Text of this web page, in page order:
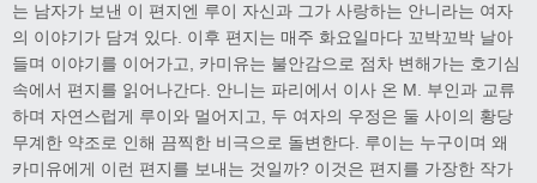
는 남자가 보낸 이 편지엔 루이 자신과 그가 사랑하는 안니라는 여자
의 이야기가 담겨 있다. 이후 편지는 매주 화요일마다 꼬박꼬박 날아
들며 이야기를 이어가고, 카미유는 불안감으로 점차 변해가는 호기심
속에서 편지를 읽어나간다. 안니는 파리에서 이사 온 M. 부인과 교류
하며 자연스럽게 루이와 멀어지고, 두 여자의 우정은 둘 사이의 황당
무계한 약조로 인해 끔찍한 비극으로 돌변한다. 루이는 누구이며 왜
카미유에게 이런 편지를 보내는 것일까? 이것은 편지를 가장한 작가